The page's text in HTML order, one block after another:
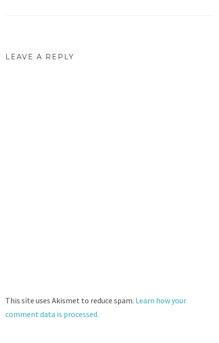
LEAVE A REPLY
This site uses Akismet to reduce spam. Learn how your
comment data is processed.